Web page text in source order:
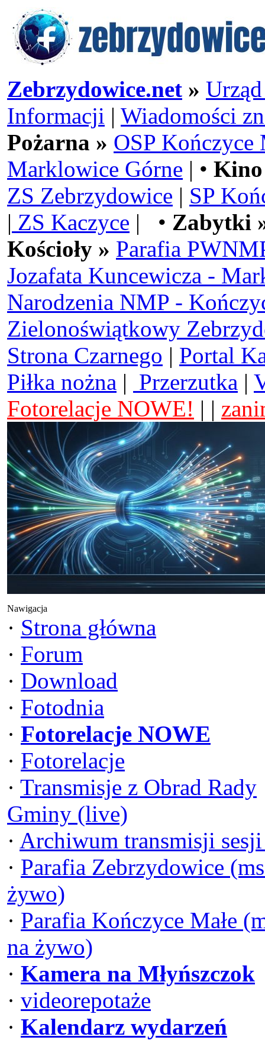
Zebrzydowice.net »
Informacji | Wiadomości
Pożarna » OSP Kończyce
Marklowice Górne | •
ZS Zebrzydowice | SP
| ZS Kaczyce | • Zabytki
Kościoły » Parafia
Jozafata Kuncewicza -
Narodzenia NMP -
Zielonoświątkowy
Strona Czarnego | Portal
Piłka nożna | Przerzutka |
Fotorelacje NOWE! | |
Nawigacja
· Strona główna
· Forum
· Download
· Fotodnia
· Fotorelacje NOWE
· Fotorelacje
· Transmisje z Obrad Rady
Gminy (live)
· Archiwum transmisji
· Parafia Zebrzydowice
żywo)
· Parafia Kończyce Małe
na żywo)
· Kamera na Młyńszczok
· videorepotaże
· Kalendarz wydarzeń